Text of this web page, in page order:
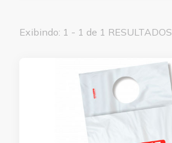
Exibindo: 1 - 1 de 1 RESULTADOS